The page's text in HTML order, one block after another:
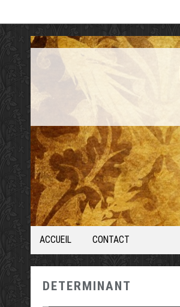
ACCUEIL CONTACT
DETERMINANT